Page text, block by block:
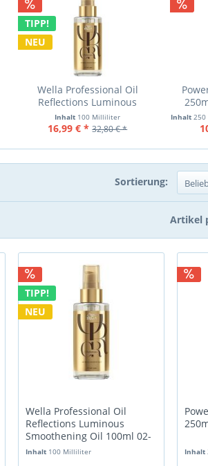
TIPP!
NEU
Wella Professional Oil
Reflections Luminous
Smoothening Oil 100ml 02-26
Inhalt 100 Milliliter
16,99 € * 32,80 € *
Inhalt
Sortierung:
Artikel
TIPP!
NEU
Wella Professional Oil
Reflections Luminous
Smoothening Oil 100ml 02-
26
Inhalt 100 Milliliter Inhalt